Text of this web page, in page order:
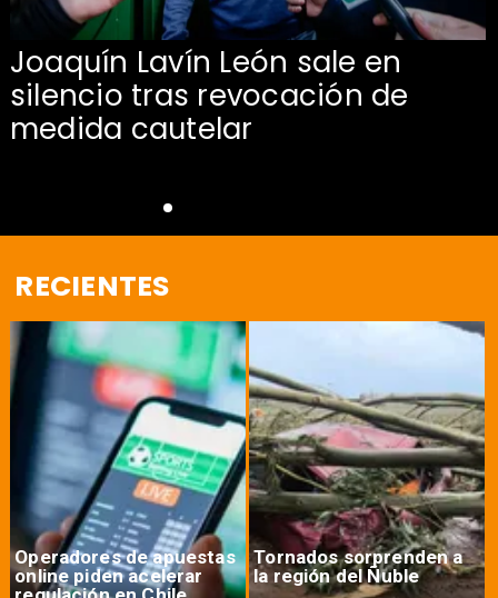
Joaquín Lavín León sale en
silencio tras revocación de
medida cautelar
RECIENTES
Operadores de apuestas
online piden acelerar
Tornados sorprenden a
la región del Ñuble